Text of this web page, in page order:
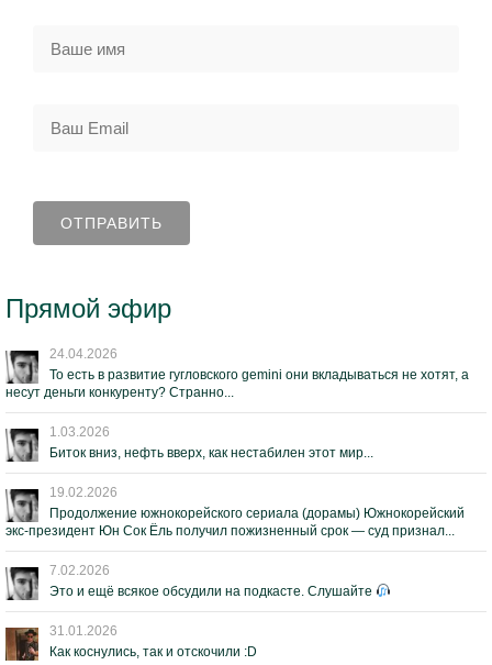
Прямой эфир
24.04.2026
То есть в развитие гугловского gemini они вкладываться не хотят, а
несут деньги конкуренту? Странно...
1.03.2026
Биток вниз, нефть вверх, как нестабилен этот мир...
19.02.2026
Продолжение южнокорейского сериала (дорамы) Южнокорейский
экс-президент Юн Сок Ёль получил пожизненный срок — суд признал...
7.02.2026
Это и ещё всякое обсудили на подкасте. Слушайте
31.01.2026
Как коснулись, так и отскочили :D